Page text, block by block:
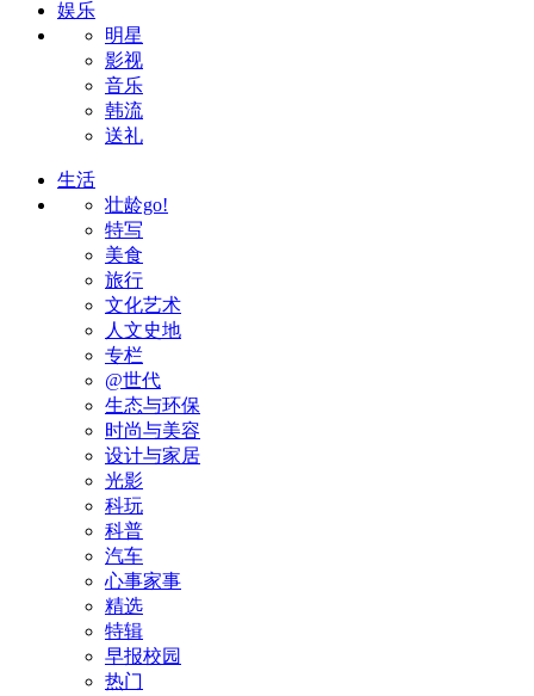
娱乐
明星
影视
音乐
韩流
送礼
生活
壮龄go!
特写
美食
旅行
文化艺术
人文史地
专栏
@世代
生态与环保
时尚与美容
设计与家居
光影
科玩
科普
汽车
心事家事
精选
特辑
早报校园
热门